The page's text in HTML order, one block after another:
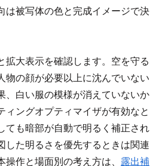
は被写体の色と完成イメージで決
拡大表示を確認します。空を守る
物の顔が必要以上に沈んでいない
、白い服の模様が消えていないか
ィングオプティマイザが有効なと
ても暗部が自動で明るく補正され
した明るさを優先するときは関連
作と場面別の考え方は、 露出補